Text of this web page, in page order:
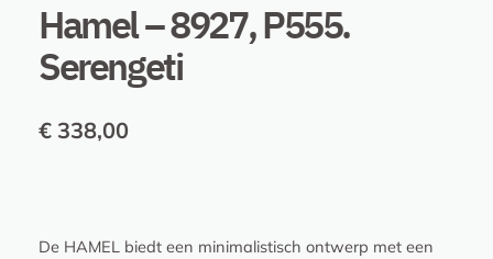
Hamel – 8927, P555.
Serengeti
€338,00
De HAMEL biedt een minimalistisch ontwerp met een